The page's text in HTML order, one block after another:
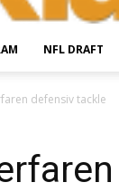
NFL DRAFT
defensiv tackle